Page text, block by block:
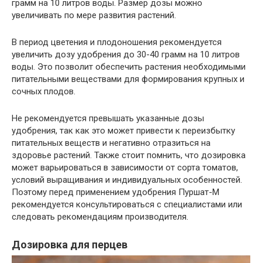
грамм на 10 литров воды. Размер дозы можно
увеличивать по мере развития растений.
В период цветения и плодоношения рекомендуется
увеличить дозу удобрения до 30-40 грамм на 10 литров
воды. Это позволит обеспечить растения необходимыми
питательными веществами для формирования крупных и
сочных плодов.
Не рекомендуется превышать указанные дозы
удобрения, так как это может привести к переизбытку
питательных веществ и негативно отразиться на
здоровье растений. Также стоит помнить, что дозировка
может варьироваться в зависимости от сорта томатов,
условий выращивания и индивидуальных особенностей.
Поэтому перед применением удобрения Пуршат-М
рекомендуется консультироваться с специалистами или
следовать рекомендациям производителя.
Дозировка для перцев